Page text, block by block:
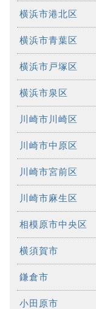
横浜市港北区
横浜市青葉区
横浜市戸塚区
横浜市泉区
川崎市川崎区
川崎市中原区
川崎市宮前区
川崎市麻生区
相模原市中央区
横須賀市
鎌倉市
小田原市